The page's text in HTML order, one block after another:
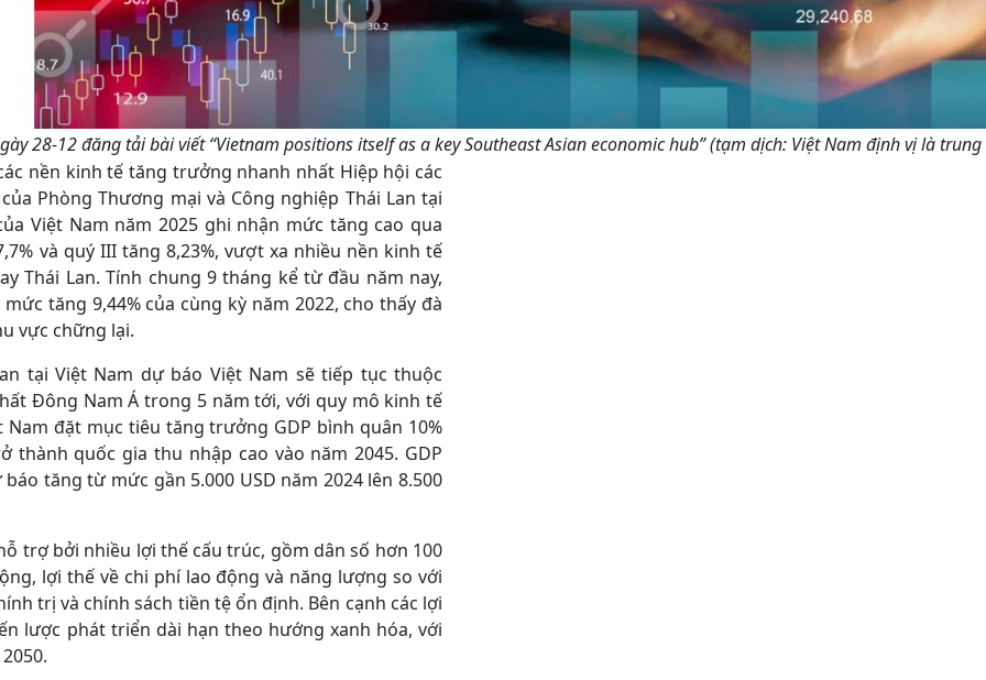
28-12 đăng tải bài viết “Vietnam positions itself as a key Southeast Asian economic hub” (tạm dịch: Việt Nam định vị là
nền kinh tế tăng trưởng nhanh nhất Hiệp hội các
Phòng Thương mại và Công nghiệp Thái Lan tại
Việt Nam năm 2025 ghi nhận mức tăng cao qua
và quý III tăng 8,23%, vượt xa nhiều nền kinh tế
Thái Lan. Tính chung 9 tháng kể từ đầu năm nay,
tăng 9,44% của cùng kỳ năm 2022, cho thấy đà
vực chững lại.
tại Việt Nam dự báo Việt Nam sẽ tiếp tục thuộc
Đông Nam Á trong 5 năm tới, với quy mô kinh tế
Nam đặt mục tiêu tăng trưởng GDP bình quân 10%
thành quốc gia thu nhập cao vào năm 2045. GDP
tăng từ mức gần 5.000 USD năm 2024 lên 8.500
trợ bởi nhiều lợi thế cấu trúc, gồm dân số hơn 100
lợi thế về chi phí lao động và năng lượng so với
trị và chính sách tiền tệ ổn định. Bên cạnh các lợi
lược phát triển dài hạn theo hướng xanh hóa, với